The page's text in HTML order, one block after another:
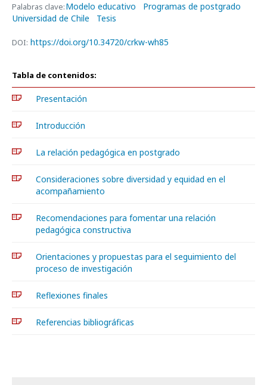
Palabras clave:Modelo educativo
Programas de postgrado
Universidad de Chile
Tesis
DOI: https://doi.org/10.34720/crkw-wh85
Tabla de contenidos:
Presentación
Introducción
La relación pedagógica en postgrado
Consideraciones sobre diversidad y equidad en el
acompañamiento
Recomendaciones para fomentar una relación
pedagógica constructiva
Orientaciones y propuestas para el seguimiento del
proceso de investigación
Reflexiones finales
Referencias bibliográficas